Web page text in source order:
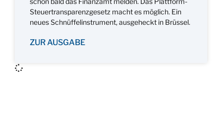
Steuertransparenzgesetz macht es möglich. Ein
neues Schnüffelinstrument, ausgeheckt in Brüssel.
ZUR AUSGABE